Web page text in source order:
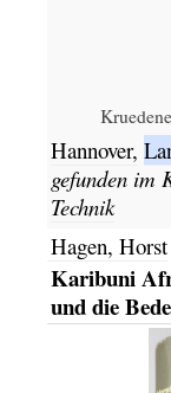
Hannover,
gefunden im
Technik
Hagen, Horst
Karibuni
und die